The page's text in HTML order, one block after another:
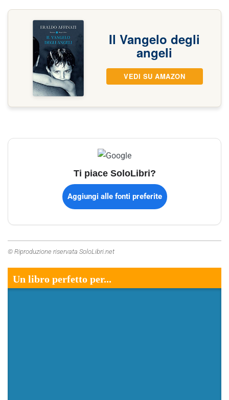
Il Vangelo degli
angeli
VEDI SU AMAZON
Ti piace SoloLibri?
Aggiungi alle fonti preferite
© Riproduzione riservata SoloLibri.net
Un libro perfetto per...